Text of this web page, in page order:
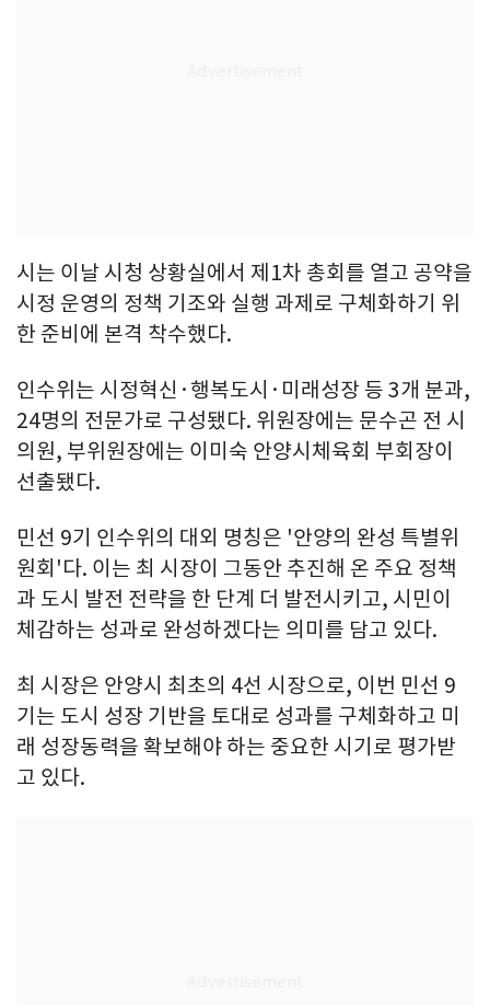
시는 이날 시청 상황실에서 제1차 총회를 열고 공약을
시정 운영의 정책 기조와 실행 과제로 구체화하기 위
한 준비에 본격 착수했다.
인수위는 시정혁신·행복도시·미래성장 등 3개 분과,
24명의 전문가로 구성됐다. 위원장에는 문수곤 전 시
의원, 부위원장에는 이미숙 안양시체육회 부회장이
선출됐다.
민선 9기 인수위의 대외 명칭은 '안양의 완성 특별위
원회'다. 이는 최 시장이 그동안 추진해 온 주요 정책
과 도시 발전 전략을 한 단계 더 발전시키고, 시민이
체감하는 성과로 완성하겠다는 의미를 담고 있다.
최 시장은 안양시 최초의 4선 시장으로, 이번 민선 9
기는 도시 성장 기반을 토대로 성과를 구체화하고 미
래 성장동력을 확보해야 하는 중요한 시기로 평가받
고 있다.